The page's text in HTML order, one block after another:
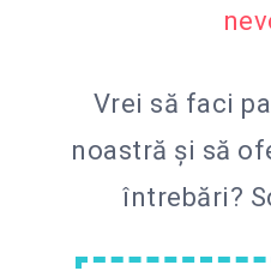
Vrei să faci
noastră și să
întrebări?